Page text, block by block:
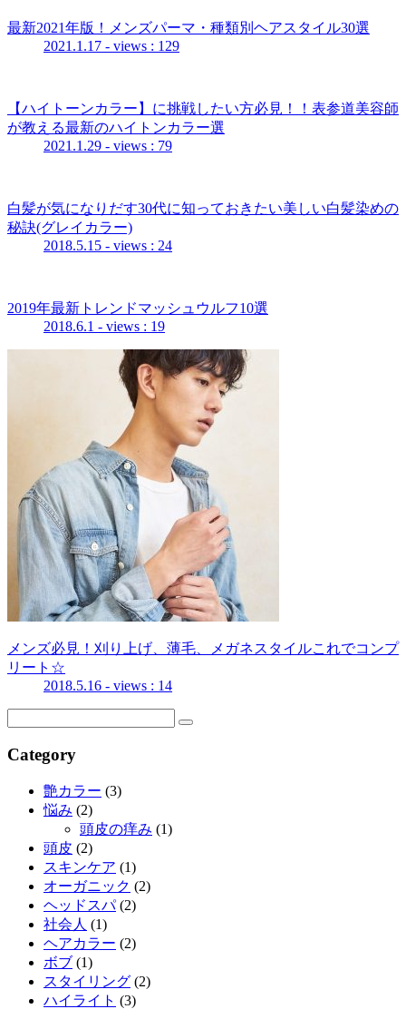
最新2021年版！メンズパーマ・種類別ヘアスタイル30選
2021.1.17 - views : 129
【ハイトーンカラー】に挑戦したい方必見！！表参道美容師
が教える最新のハイトンカラー選
2021.1.29 - views : 79
白髪が気になりだす30代に知っておきたい美しい白髪染めの
秘訣(グレイカラー)
2018.5.15 - views : 24
2019年最新トレンドマッシュウルフ10選
2018.6.1 - views : 19
メンズ必見！刈り上げ、薄毛、メガネスタイルこれでコンプ
リート☆
2018.5.16 - views : 14
Category
艶カラー (3)
悩み (2)
頭皮の痒み (1)
頭皮 (2)
スキンケア (1)
オーガニック (2)
ヘッドスパ(2)
社会人 (1)
ヘアカラー (2)
ボブ (1)
スタイリング (2)
ハイライト (3)